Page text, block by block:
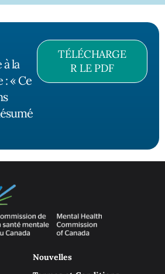
la
« Ce
TÉLÉCHARGE
R LE PDF
Nouvelles